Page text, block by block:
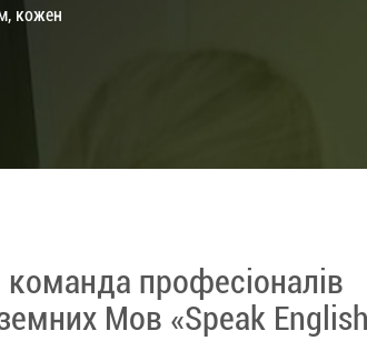
кожен
професіоналів
Мов «Speak